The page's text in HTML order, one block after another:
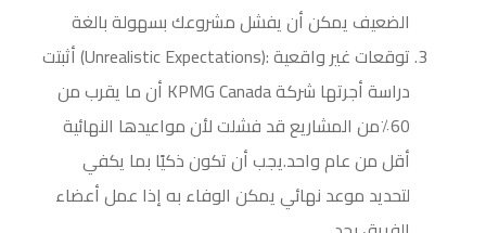
الضعيف يمكن أن يفشل مشروعك بسهولة بالغة
توقعات غير واقعية :(Unrealistic Expectations) أثبتت
دراسة أجرتها شركة KPMG Canada أن ما يقرب من
60٪من المشاريع قد فشلت لأن مواعيدها النهائية
أقل من عام واحد.يجب أن تكون ذكيًا بما يكفي
لتحديد موعد نهائي يمكن الوفاء به إذا عمل أعضاء